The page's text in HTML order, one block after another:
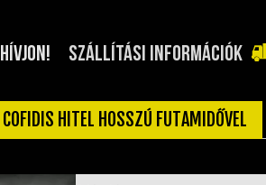
HÍVJON! SZÁLLÍTÁSI INFORMÁCIÓK
COFIDIS HITEL HOSSZÚ FUTAMIDŐVEL